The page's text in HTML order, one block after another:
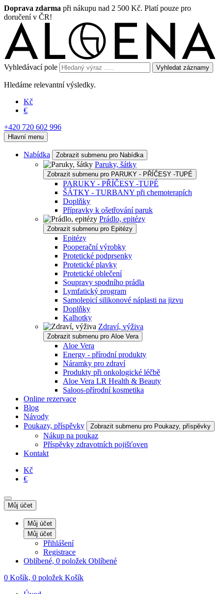
Doprava zdarma při nákupu nad 2 500 Kč. Platí pouze pro
doručení v ČR!
Vyhledávací pole Vyhledat záznamy
Hledáme relevantní výsledky.
Kč
€
+420 720 602 996
Hlavní menu
Nabídka Zobrazit submenu pro Nabídka
Paruky, šátky
Zobrazit submenu pro PARUKY - PŘÍČESY -TUPÉ
PARUKY - PŘÍČESY -TUPÉ
ŠÁTKY - TURBANY při chemoterapích
Doplňky
Přípravky k ošetřování paruk
Prádlo, epitézy
Zobrazit submenu pro Epitézy
Epitézy
Pooperační výrobky
Protetické podprsenky
Protetické plavky
Protetické oblečení
Soupravy spodního prádla
Lymfatický program
Samolepicí silikonové náplasti na jizvu
Doplňky
Kalhotky
Zdraví, výživa
Zobrazit submenu pro Aloe Vera
Aloe Vera
Energy - přírodní produkty
Náramky pro zdraví
Produkty při onkologické léčbě
Aloe Vera LR Health & Beauty
Saloos-přírodní kosmetika
Online rezervace
Blog
Návody
Poukazy, příspěvky
Zobrazit submenu pro Poukazy, příspěvky
Nákup na poukaz
Příspěvky zdravotních pojišťoven
Kontakt
Kč
€
Můj účet
Můj účet
Můj účet
Přihlášení
Registrace
Oblíbené, 0 položek Oblíbené
0 Košík, 0 položek Košík